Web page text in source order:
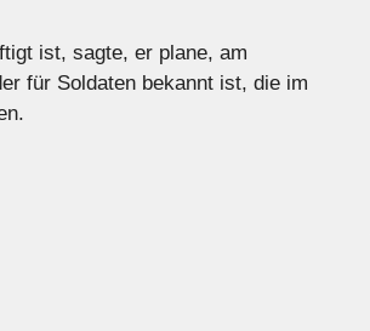
ist, sagte, er plane, am
für Soldaten bekannt ist, die im